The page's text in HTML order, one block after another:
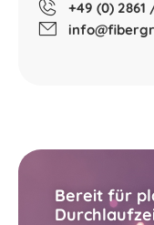
+49 (0) 2861
Bereit für